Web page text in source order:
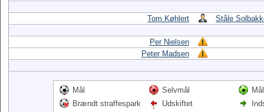
Tom Køhlert Ståle
Per Nielsen
Peter Madsen
Mål Selvmål
Brændt straffespark
Udskiftet